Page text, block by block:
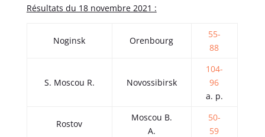
Résultats du 18 novembre 2021 :
Noginsk Orenbourg
55-
88
S. Moscou R. Novossibirsk
104-
96
a. p.
Rostov
Moscou B.
A.
50-
59